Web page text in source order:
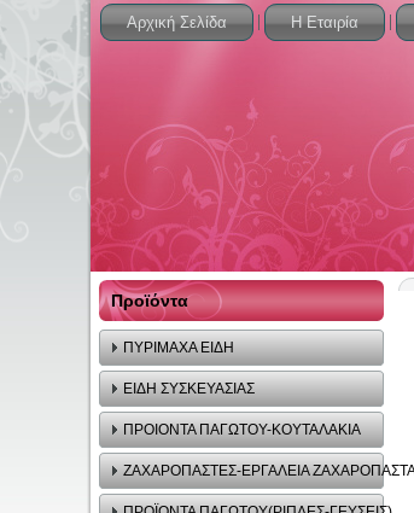
Αρχική Σελίδα Η Εταιρία
Προϊόντα
ΠΥΡΙΜΑΧΑ ΕΙΔΗ
ΕΙΔΗ ΣΥΣΚΕΥΑΣΙΑΣ
ΠΡΟΙΟΝΤΑ ΠΑΓΩΤΟΥ-ΚΟΥΤΑΛΑΚΙΑ
ΖΑΧΑΡΟΠΑΣΤΕΣ-ΕΡΓΑΛΕΙΑ